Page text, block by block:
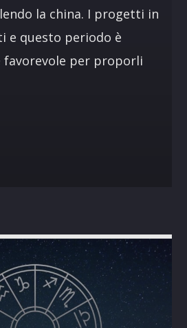
la china. I progetti in
e questo periodo è
per proporli